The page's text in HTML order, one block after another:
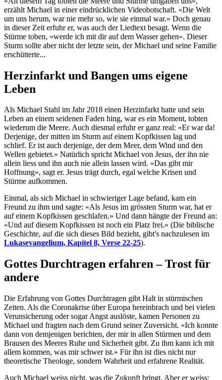
erzählt Michael in einer eindrücklichen Videobotschaft. «Die Welt
um uns herum, war nie mehr so, wie sie einmal war.» Doch genau
in dieser Zeit erfuhr er, was auch der Liedtext besagt. Wenn die
Stürme toben, «werde ich mit dir auf dem Wasser gehen». Dieser
Sturm sollte aber nicht der letzte sein, der Michael und seine Familie
erschütterte...
Herzinfarkt und Bangen ums eigene
Leben
Als Michael Stahl im Jahr 2018 einen Herzinfarkt hatte und sein
Leben an einem seidenen Faden hing, war es ein Moment, tobten
wiederum die Meere. Auch diesmal erfuhr er ganz real: «Er war da!
Derjenige, der mitten im Sturm auf einem Kopfkissen lag und
schlief. Er ist auch derjenige, der dem Meer, dem Wind und den
Wellen gebietet.» Natürlich spricht Michael von Jesus, der ihn nie
allein liess und ihn auch nie allein lassen wird. «Das gibt mir
Hoffnung», sagt er. Jesus trägt durch, egal welche Krisen und
Stürme aufkommen.
Einmal, als sich Michael in schwieriger Lage befand, kam ein
Freund zu ihm und sagte: «Als Jesus im grössten Sturm war, hat er
auf einem Kopfkissen geschlafen.» Und dann hängte der Freund an:
«Und auf diesem Kopfkissen ist noch ein Platz frei.» (Die biblische
Geschichte, auf die sich dieses Bild bezieht, gibt's nachzulesen im
Lukasevangelium, Kapitel 8, Verse 22-25).
Gottes Durchtragen erfahren – Trost für
andere
Die Erfahrung von Gottes Durchtragen gibt Halt in stürmischen
Zeiten. Als die Coronakrise über Europa hereinbrach und bei vielen
Verunsicherung oder sogar Angst auslöste, kamen Personen zu
Michael und fragten nach dem Grund seiner Zuversicht. «Ich konnte
dann von demjenigen berichten, der mir in allen Stürmen und dem
Brausen des Meeres Ruhe und Sicherheit gibt. Zu ihm kann ich mit
allem kommen, was mir schwer ist.» Für ihn ist dies nicht nur
theoretische Theologe, sondern Wahrheit und erfahrene Realität.
Auch Michael weiss nicht, was die Zukunft bringt. Aber er weiss: